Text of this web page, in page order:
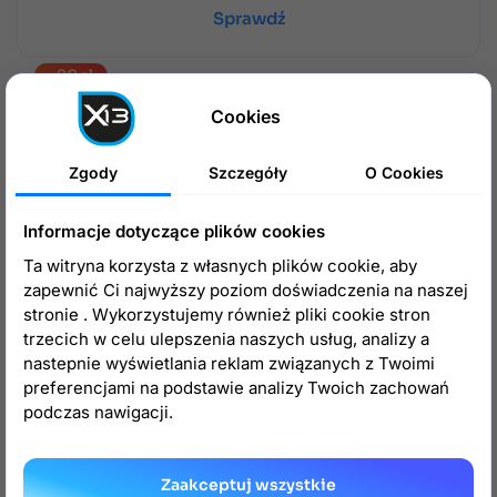
Sprawdź
-20 zł
QR Code
Moduł generujący QR code z linkiem.
79 zł
Cookies
Zgody Szczegóły O Cookies
Informacje dotyczące plików cookies
Ta witryna korzysta z własnych plików cookie, aby
zapewnić Ci najwyższy poziom doświadczenia na naszej
stronie . Wykorzystujemy również pliki cookie stron
trzecich w celu ulepszenia naszych usług, analizy a
nastepnie wyświetlania reklam związanych z Twoimi
preferencjami na podstawie analizy Twoich zachowań
podczas nawigacji.
Zaakceptuj wszystkie